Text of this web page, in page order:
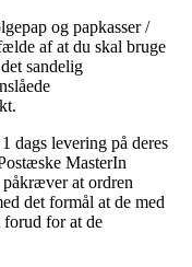
og papkasser /
af at du skal bruge
sandelig
dags levering på deres
MasterIn
at ordren
det formål at de med
forud for at de